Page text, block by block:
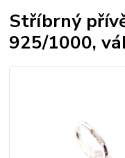
Stříbrný
925/1000,